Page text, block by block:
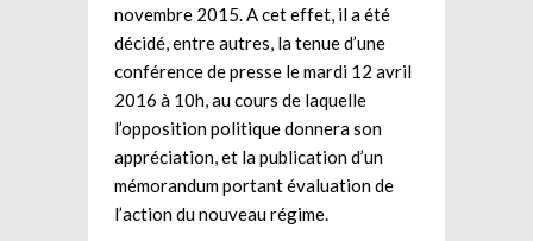
novembre 2015. A cet effet, il a été
décidé, entre autres, la tenue d’une
conférence de presse le mardi 12 avril
2016 à 10h, au cours de laquelle
l’opposition politique donnera son
appréciation, et la publication d’un
mémorandum portant évaluation de
l’action du nouveau régime.